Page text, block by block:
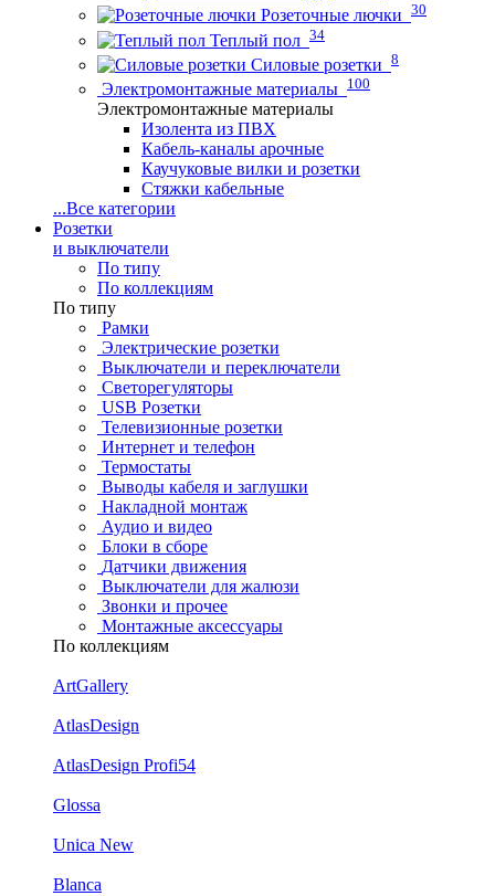
Розеточные лючки 30
Теплый пол 34
Силовые розетки 8
Электромонтажные материалы 100
Электромонтажные материалы
Изолента из ПВХ
Кабель-каналы арочные
Каучуковые вилки и розетки
Стяжки кабельные
...Все категории
Розетки
и выключатели
По типу
По коллекциям
По типу
Рамки
Электрические розетки
Выключатели и переключатели
Светорегуляторы
USB Розетки
Телевизионные розетки
Интернет и телефон
Термостаты
Выводы кабеля и заглушки
Накладной монтаж
Аудио и видео
Блоки в сборе
Датчики движения
Выключатели для жалюзи
Звонки и прочее
Монтажные аксессуары
По коллекциям
ArtGallery
AtlasDesign
AtlasDesign Profi54
Glossa
Unica New
Blanca